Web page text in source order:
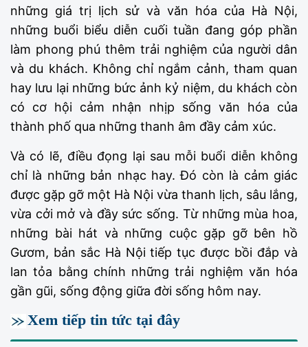
những giá trị lịch sử và văn hóa của Hà Nội,
những buổi biểu diễn cuối tuần đang góp phần
làm phong phú thêm trải nghiệm của người dân
và du khách. Không chỉ ngắm cảnh, tham quan
hay lưu lại những bức ảnh kỷ niệm, du khách còn
có cơ hội cảm nhận nhịp sống văn hóa của
thành phố qua những thanh âm đầy cảm xúc.
Và có lẽ, điều đọng lại sau mỗi buổi diễn không
chỉ là những bản nhạc hay. Đó còn là cảm giác
được gặp gỡ một Hà Nội vừa thanh lịch, sâu lắng,
vừa cởi mở và đầy sức sống. Từ những mùa hoa,
những bài hát và những cuộc gặp gỡ bên hồ
Gươm, bản sắc Hà Nội tiếp tục được bồi đắp và
lan tỏa bằng chính những trải nghiệm văn hóa
gần gũi, sống động giữa đời sống hôm nay.
Xem tiếp tin tức tại đây